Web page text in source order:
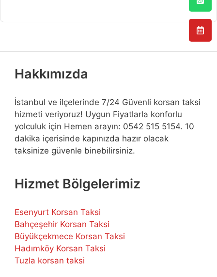
Hakkımızda
İstanbul ve ilçelerinde 7/24 Güvenli korsan taksi
hizmeti veriyoruz! Uygun Fiyatlarla konforlu
yolculuk için Hemen arayın: 0542 515 5154. 10
dakika içerisinde kapınızda hazır olacak
taksinize güvenle binebilirsiniz.
Hizmet Bölgelerimiz
Esenyurt Korsan Taksi
Bahçeşehir Korsan Taksi
Büyükçekmece Korsan Taksi
Hadımköy Korsan Taksi
Tuzla korsan taksi